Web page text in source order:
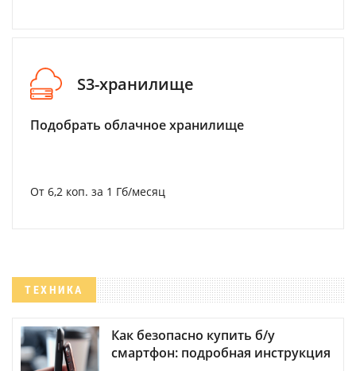
S3-хранилище
Подобрать облачное хранилище
От 6,2 коп. за 1 Гб/месяц
ТЕХНИКА
Как безопасно купить б/у
смартфон: подробная инструкция